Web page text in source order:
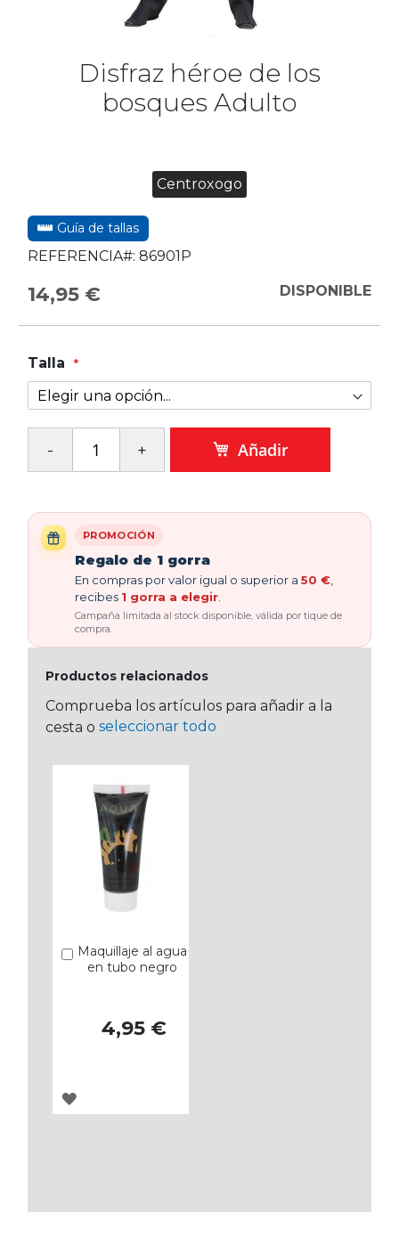
Disfraz héroe de los
bosques Adulto
Centroxogo
Guía de tallas
REFERENCIA#: 86901P
14,95 € DISPONIBLE
Talla
Añadir
PROMOCIÓN
Regalo de 1 gorra
En compras por valor igual o superior a 50 €
recibes 1 gorra a elegir
Campaña limitada al stock disponible, válida por tique de
compra.
Productos relacionados
Comprueba los artículos para añadir a la
cesta o seleccionar todo
Maquillaje al agua
en tubo negro
4,95 €
Añadir
AGREGAR